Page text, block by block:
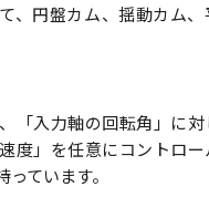
、円盤カム、揺動カム
「入力軸の回転角」に
度」を任意にコントロ
ています。